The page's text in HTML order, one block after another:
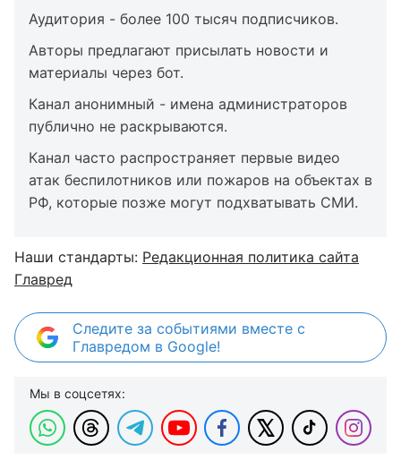
Аудитория - более 100 тысяч подписчиков.
Авторы предлагают присылать новости и
материалы через бот.
Канал анонимный - имена администраторов
публично не раскрываются.
Канал часто распространяет первые видео
атак беспилотников или пожаров на объектах в
РФ, которые позже могут подхватывать СМИ.
Наши стандарты: Редакционная политика сайта
Главред
Следите за событиями вместе с
Главредом в Google!
Мы в соцсетях: